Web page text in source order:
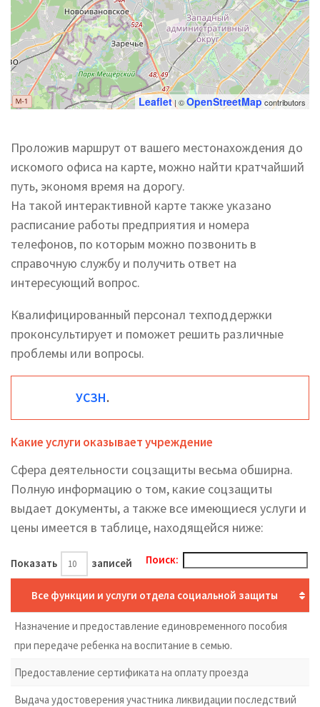
Leaflet| ©OpenStreetMap contributors
Проложив маршрут от вашего местонахождения до
искомого офиса на карте, можно найти кратчайший
путь, экономя время на дорогу.
На такой интерактивной карте также указано
расписание работы предприятия и номера
телефонов, по которым можно позвонить в
справочную службу и получить ответ на
интересующий вопрос.
Квалифицированный персонал техподдержки
проконсультирует и поможет решить различные
проблемы или вопросы.
УСЗН.
Какие услуги оказывает учреждение
Сфера деятельности соцзащиты весьма обширна.
Полную информацию о том, какие соцзащиты
выдает документы, а также все имеющиеся услуги и
цены имеется в таблице, находящейся ниже:
Показать записей Поиск:
Все функции и услуги отдела социальной защиты
Назначение и предоставление единовременного пособия
при передаче ребенка на воспитание в семью.
Предоставление сертификата на оплату проезда
Выдача удостоверения участника ликвидации последствий